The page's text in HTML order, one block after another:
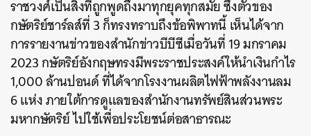
ราชวงศ์เป็นสิ่งที่ถูกพูดถึงมาทุกยุคทุกสมัย ซึ่งตัวของ
กษัตริย์ชาร์ลส์ที่ 3 ก็ทรงทราบถึงข้อพิพาทนี้ เห็นได้จาก
การรายงานข่าวของสำนักข่าวบีบีซีเมื่อวันที่ 19 มกราคม
2023 กษัตริย์อังกฤษทรงมีพระราชประสงค์ให้นำเงินกำไร
1,000 ล้านปอนด์ ที่ได้จากโรงงานผลิตไฟฟ้าพลังงานลม
6 แห่ง ภายใต้การดูแลของสำนักงานทรัพย์สินส่วนพระ
มหากษัตริย์ ไปใช้เพื่อประโยชน์ต่อสาธารณะ